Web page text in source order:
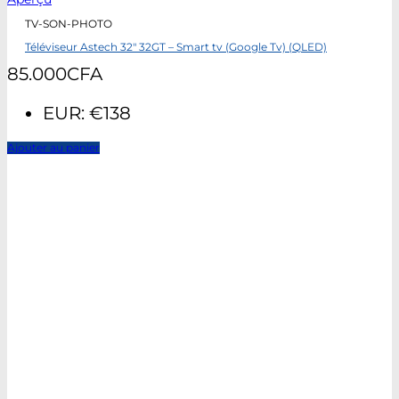
TV-SON-PHOTO
Téléviseur Astech 32″ 32GT – Smart tv (Google Tv) (QLED)
85.000CFA
EUR: €138
Ajouter au panier